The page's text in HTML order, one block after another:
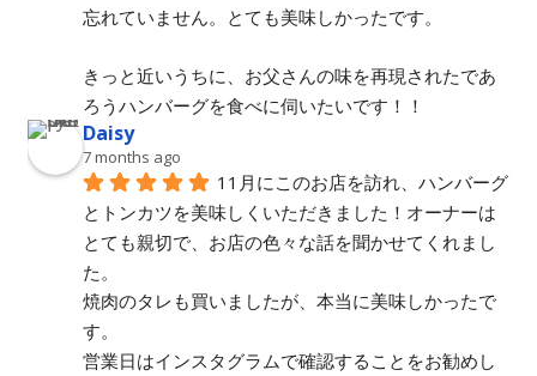
忘れていません。とても美味しかったです。
きっと近いうちに、お父さんの味を再現されたであ
ろうハンバーグを食べに伺いたいです！！
Daisy
7 months ago
11月にこのお店を訪れ、ハンバーグ
とトンカツを美味しくいただきました！オーナーは
とても親切で、お店の色々な話を聞かせてくれまし
た。
焼肉のタレも買いましたが、本当に美味しかったで
す。
営業日はインスタグラムで確認することをお勧めし